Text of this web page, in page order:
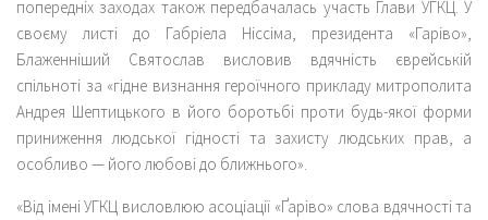
попередніх заходах також передбачалась участь Глави УГКЦ. У
своєму листі до Габріела Ніссіма, президента «Гаріво»,
Блаженніший Святослав висловив вдячність єврейській
спільноті за «гідне визнання героїчного прикладу митрополита
Андрея Шептицького в його боротьбі проти будь-якої форми
приниження людської гідності та захисту людських прав, а
особливо — його любові до ближнього».
«Від імені УГКЦ висловлюю асоціації «Ґаріво» слова вдячності та